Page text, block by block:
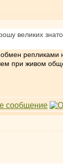
великих
обмен репликами
при живом